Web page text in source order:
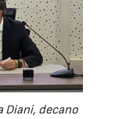
Diani, decano